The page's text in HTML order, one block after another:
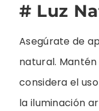
# Luz
Asegúrate de
natural.
considera el
la iluminación